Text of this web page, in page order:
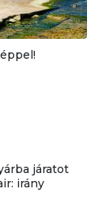
járatot
irány